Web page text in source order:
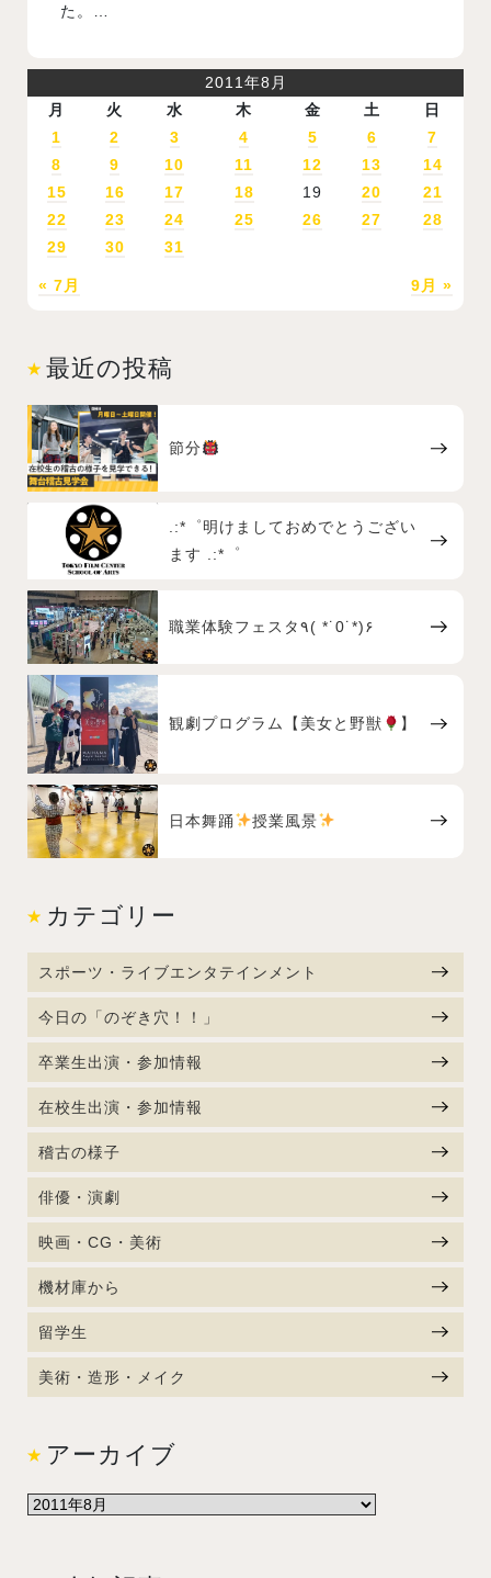
た。…
2011年8月
月
火 水 木 金 土 日
« 7月 9月 »
1 2 3 4 5 6
7
8
9 10 11 12 13
14
15
16 17 18 19 20
21
22
23 24 25 26 27
28
29
30 31
最近の投稿
節分
.:*゜明けましておめでとうござい
ます .:*゜
職業体験フェスタ٩( *˙0˙*)۶
観劇プログラム【美女と野獣 】
日本舞踊 授業風景
カテゴリー
スポーツ・ライブエンタテインメント
今日の「のぞき穴！！」
卒業生出演・参加情報
在校生出演・参加情報
稽古の様子
俳優・演劇
映画・CG・美術
機材庫から
留学生
美術・造形・メイク
アーカイブ